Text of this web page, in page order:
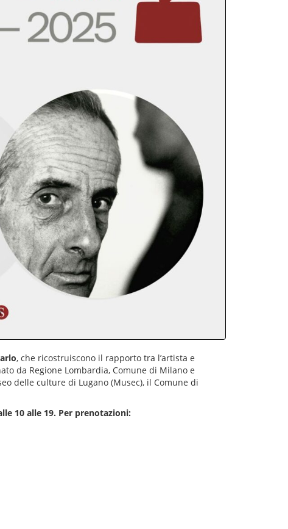
, che ricostruiscono il rapporto tra l’artista e
da Regione Lombardia, Comune di Milano e
delle culture di Lugano (Musec), il Comune di
10 alle 19. Per prenotazioni: